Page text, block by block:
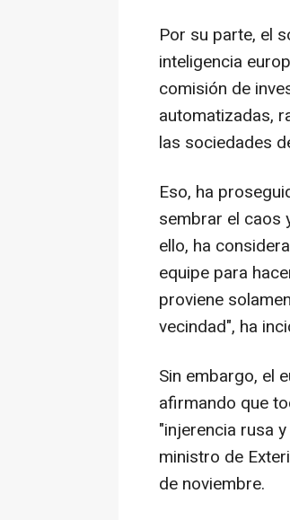
Por su parte, el
inteligencia
comisión de
automatizadas,
las sociedades
Eso, ha
sembrar el caos
ello, ha
equipe para
proviene
vecindad", ha
Sin embargo, el
afirmando que
"injerencia rusa
ministro de
de noviembre.